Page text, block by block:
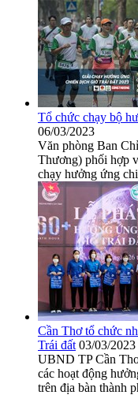
Tổ chức chạy bộ
06/03/2023
Văn phòng Ban
Thương) phối hợp
chạy hưởng ứng
Cần Thơ tổ chức
Trái đất 03/03/2023
UBND TP Cần
các hoạt động
trên địa bàn thành